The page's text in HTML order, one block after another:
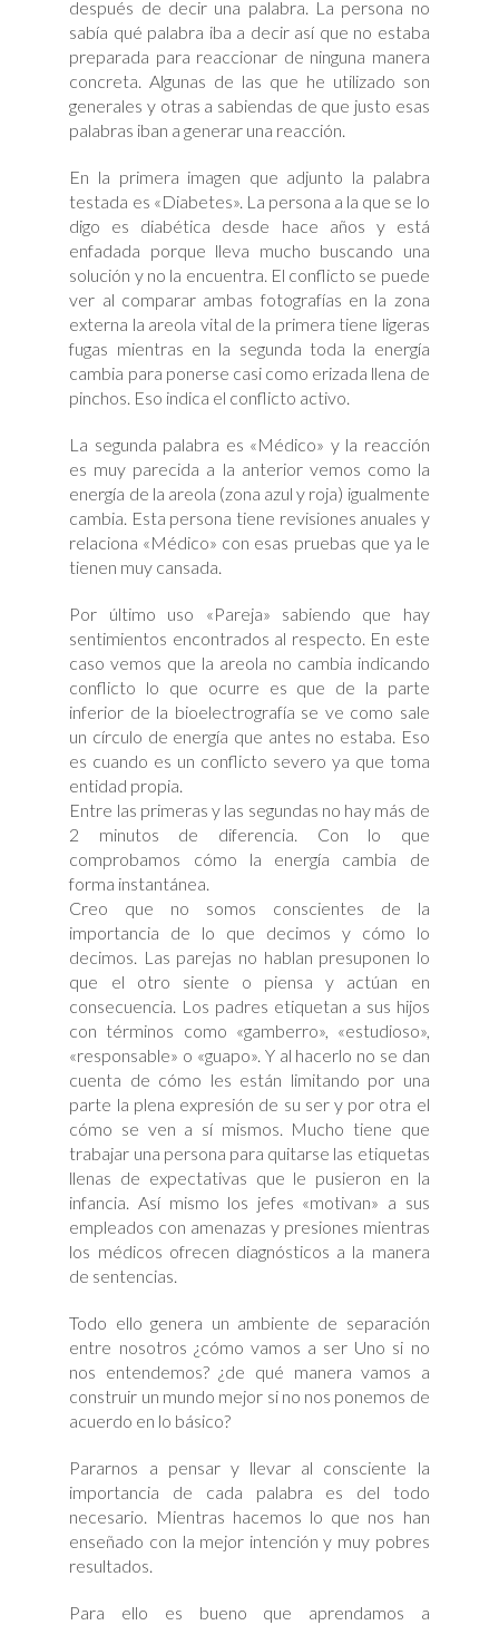
después de decir una palabra. La persona no
sabía qué palabra iba a decir así que no estaba
preparada para reaccionar de ninguna manera
concreta. Algunas de las que he utilizado son
generales y otras a sabiendas de que justo esas
palabras iban a generar una reacción.
En la primera imagen que adjunto la palabra
testada es «Diabetes». La persona a la que se lo
digo es diabética desde hace años y está
enfadada porque lleva mucho buscando una
solución y no la encuentra. El conflicto se puede
ver al comparar ambas fotografías en la zona
externa la areola vital de la primera tiene ligeras
fugas mientras en la segunda toda la energía
cambia para ponerse casi como erizada llena de
pinchos. Eso indica el conflicto activo.
La segunda palabra es «Médico» y la reacción
es muy parecida a la anterior vemos como la
energía de la areola (zona azul y roja) igualmente
cambia. Esta persona tiene revisiones anuales y
relaciona «Médico» con esas pruebas que ya le
tienen muy cansada.
Por último uso «Pareja» sabiendo que hay
sentimientos encontrados al respecto. En este
caso vemos que la areola no cambia indicando
conflicto lo que ocurre es que de la parte
inferior de la bioelectrografía se ve como sale
un círculo de energía que antes no estaba. Eso
es cuando es un conflicto severo ya que toma
entidad propia.
Entre las primeras y las segundas no hay más de
2 minutos de diferencia. Con lo que
comprobamos cómo la energía cambia de
forma instantánea.
Creo que no somos conscientes de la
importancia de lo que decimos y cómo lo
decimos. Las parejas no hablan presuponen lo
que el otro siente o piensa y actúan en
consecuencia. Los padres etiquetan a sus hijos
con términos como «gamberro», «estudioso»,
«responsable» o «guapo». Y al hacerlo no se dan
cuenta de cómo les están limitando por una
parte la plena expresión de su ser y por otra el
cómo se ven a sí mismos. Mucho tiene que
trabajar una persona para quitarse las etiquetas
llenas de expectativas que le pusieron en la
infancia. Así mismo los jefes «motivan» a sus
empleados con amenazas y presiones mientras
los médicos ofrecen diagnósticos a la manera
de sentencias.
Todo ello genera un ambiente de separación
entre nosotros ¿cómo vamos a ser Uno si no
nos entendemos? ¿de qué manera vamos a
construir un mundo mejor si no nos ponemos de
acuerdo en lo básico?
Pararnos a pensar y llevar al consciente la
importancia de cada palabra es del todo
necesario. Mientras hacemos lo que nos han
enseñado con la mejor intención y muy pobres
resultados.
Para ello es bueno que aprendamos a